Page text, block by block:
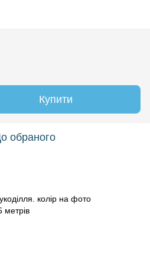
Купити
обраного
колір на фото
метрів